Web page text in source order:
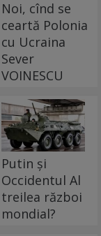
Noi, cînd se
ceartă Polonia
cu Ucraina
Sever
VOINESCU
Putin și
Occidentul Al
treilea război
mondial?